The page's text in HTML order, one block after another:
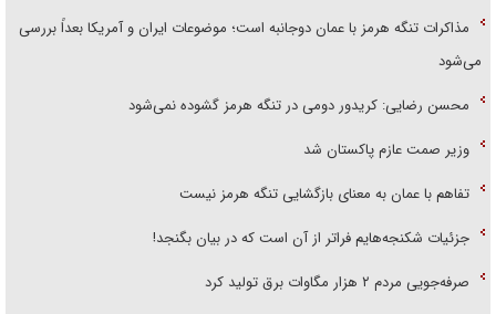
مذاکرات تنگه هرمز با عمان دوجانبه است؛ موضوعات ایران و آمریکا بعداً بررسی
می‌شود
محسن رضایی: کریدور دومی در تنگه هرمز گشوده نمی‌شود
وزیر صمت عازم پاکستان شد
تفاهم با عمان به معنای بازگشایی تنگه هرمز نیست
جزئیات شکنجه‌هایم فراتر از آن است که در بیان بگنجد!
صرفه‌جویی مردم ۲ هزار مگاوات برق تولید کرد